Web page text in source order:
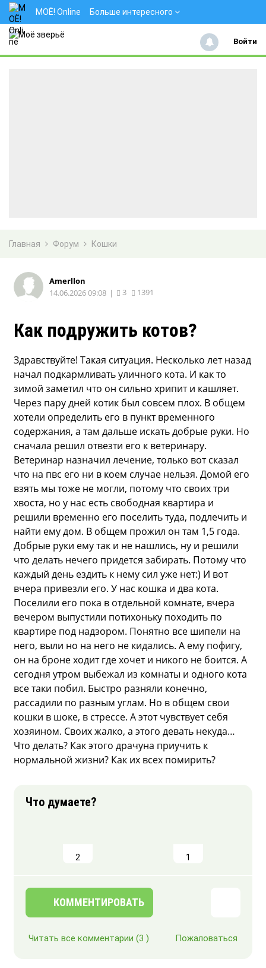
МОЁ! Online Больше интересного
Войти
Главная Форум Кошки
Amerllon
14.06.2026 09:08 | 3 1391
Как подружить котов?
Здравствуйте! Такая ситуация. Несколько лет назад
начал подкармливать уличного кота. И как то
зимой заметил что он сильно хрипит и кашляет.
Через пару дней котик был совсем плох. В общем
хотели определить его в пункт временного
содержания, а там дальше искать добрые руки. Но
сначала решил отвезти его к ветеринару.
Ветеринар назначил лечение, только вот сказал
что на пвс его ни в коем случае нельзя. Домой его
взять мы тоже не могли, потому что своих три
хвоста, но у нас есть свободная квартира и
решили временно его поселить туда, подлечить и
найти ему дом. В общем прожил он там 1,5 года.
Добрые руки ему так и не нашлись, ну и решили
что делать нечего придется забирать. Потому что
каждый день ездить к нему сил уже нет:) И вот
вчера привезли его. У нас кошка и два кота.
Поселили его пока в отдельной комнате, вчера
вечером выпустили потихоньку походить по
квартире под надзором. Понятно все шипели на
него, выли но на него не кидались. А ему пофигу,
он на броне ходит где хочет и никого не боится. А
сегодня утром выбежал из комнаты и одного кота
все таки побил. Быстро разняли конечно,
рассадили по разным углам. Но в общем свои
кошки в шоке, в стрессе. А этот чувствует себя
хозяином. Своих жалко, а этого девать некуда…
Что делать? Как этого драчуна приучить к
нормальной жизни? Как их всех помирить?
2 1
КОММЕНТИРОВАТЬ
Читать все комментарии (3 ) Пожаловаться